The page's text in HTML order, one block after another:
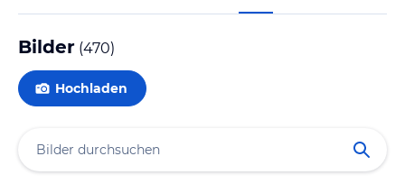
Bilder (470)
Hochladen